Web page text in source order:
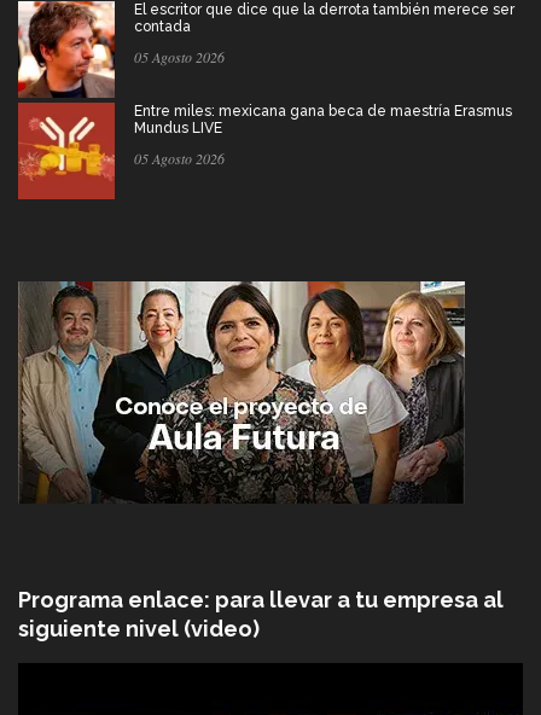
El escritor que dice que la derrota también merece ser
contada
05 Agosto 2026
Entre miles: mexicana gana beca de maestría Erasmus
Mundus LIVE
05 Agosto 2026
Programa enlace: para llevar a tu empresa al
siguiente nivel (video)